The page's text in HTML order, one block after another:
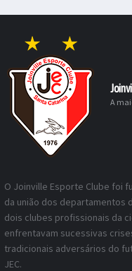
A
O Joinville Esporte Clube foi
da união dos departamentos
dois clubes profissionais da
enfrentavam sucessivas
tradicionais adversários do
JEC.